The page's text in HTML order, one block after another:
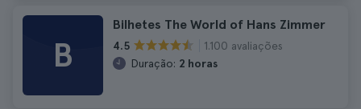
B
Bilhetes The World of Hans Zimmer
4.5
1.100 avaliações
Duração: 2 horas